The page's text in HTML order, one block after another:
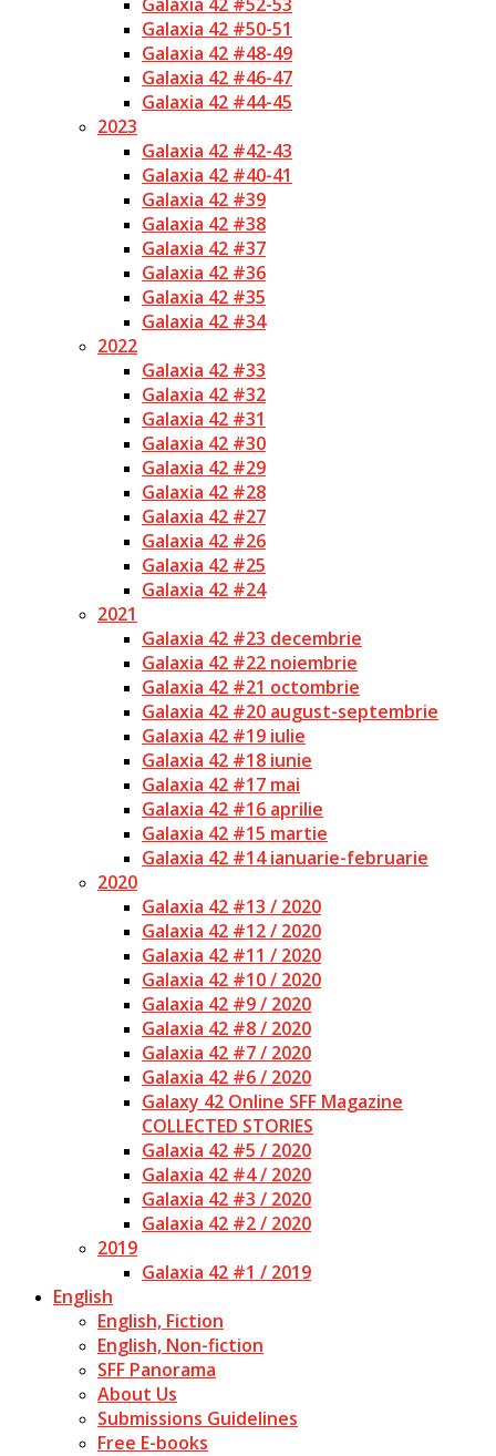
Galaxia 42 #50-51
Galaxia 42 #48-49
Galaxia 42 #46-47
Galaxia 42 #44-45
2023
Galaxia 42 #42-43
Galaxia 42 #40-41
Galaxia 42 #39
Galaxia 42 #38
Galaxia 42 #37
Galaxia 42 #36
Galaxia 42 #35
Galaxia 42 #34
2022
Galaxia 42 #33
Galaxia 42 #32
Galaxia 42 #31
Galaxia 42 #30
Galaxia 42 #29
Galaxia 42 #28
Galaxia 42 #27
Galaxia 42 #26
Galaxia 42 #25
Galaxia 42 #24
2021
Galaxia 42 #23 decembrie
Galaxia 42 #22 noiembrie
Galaxia 42 #21 octombrie
Galaxia 42 #20 august-septembrie
Galaxia 42 #19 iulie
Galaxia 42 #18 iunie
Galaxia 42 #17 mai
Galaxia 42 #16 aprilie
Galaxia 42 #15 martie
Galaxia 42 #14 ianuarie-februarie
2020
Galaxia 42 #13 / 2020
Galaxia 42 #12 / 2020
Galaxia 42 #11 / 2020
Galaxia 42 #10 / 2020
Galaxia 42 #9 / 2020
Galaxia 42 #8 / 2020
Galaxia 42 #7 / 2020
Galaxia 42 #6 / 2020
Galaxy 42 Online SFF Magazine
COLLECTED STORIES
Galaxia 42 #5 / 2020
Galaxia 42 #4 / 2020
Galaxia 42 #3 / 2020
Galaxia 42 #2 / 2020
2019
Galaxia 42 #1 / 2019
English
English, Fiction
English, Non-fiction
SFF Panorama
About Us
Submissions Guidelines
Free E-books